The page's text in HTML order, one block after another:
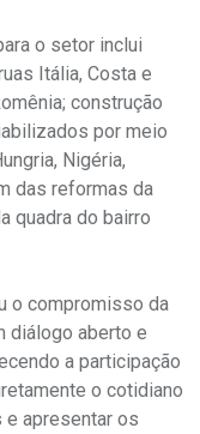
o setor inclui
Itália, Costa e
construção
por meio
Nigéria,
das reformas da
quadra do bairro
o compromisso da
diálogo aberto e
a participação
o cotidiano
apresentar os